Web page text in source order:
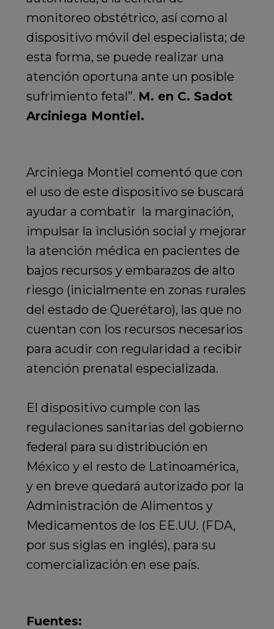
monitoreo obstétrico, así como al
dispositivo móvil del especialista; de
esta forma, se puede realizar una
atención oportuna ante un posible
sufrimiento fetal”. M. en C. Sadot
Arciniega Montiel.
Arciniega Montiel comentó que con
el uso de este dispositivo se buscará
ayudar a combatir la marginación,
impulsar la inclusión social y mejorar
la atención médica en pacientes de
bajos recursos y embarazos de alto
riesgo (inicialmente en zonas rurales
del estado de Querétaro), las que no
cuentan con los recursos necesarios
para acudir con regularidad a recibir
atención prenatal especializada.
El dispositivo cumple con las
regulaciones sanitarias del gobierno
federal para su distribución en
México y el resto de Latinoamérica,
y en breve quedará autorizado por la
Administración de Alimentos y
Medicamentos de los EE.UU. (FDA,
por sus siglas en inglés), para su
comercialización en ese país.
Fuentes: